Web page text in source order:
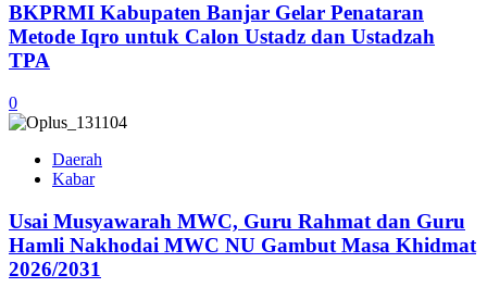
BKPRMI Kabupaten Banjar Gelar Penataran
Metode Iqro untuk Calon Ustadz dan Ustadzah
TPA
0
Daerah
Kabar
Usai Musyawarah MWC, Guru Rahmat dan Guru
Hamli Nakhodai MWC NU Gambut Masa Khidmat
2026/2031